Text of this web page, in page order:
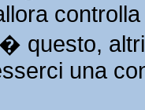
questo,
una